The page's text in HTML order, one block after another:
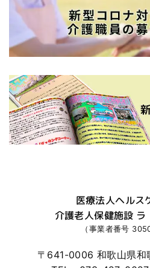
医療法人ヘルス
介護老人保健施設 ラ
（事業者番号
〒641-0006 和歌山県和